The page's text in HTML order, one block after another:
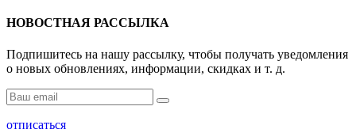
НОВОСТНАЯ РАССЫЛКА
Подпишитесь на нашу рассылку, чтобы получать уведомления
о новых обновлениях, информации, скидках и т. д.
отписаться